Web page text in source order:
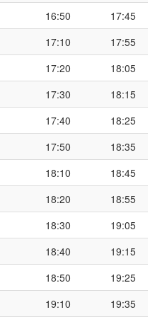
16:50
17:45
17:10
17:55
17:20
18:05
17:30
18:15
17:40
18:25
17:50
18:35
18:10
18:45
18:20
18:55
18:30
19:05
18:40
19:15
18:50
19:25
19:10
19:35